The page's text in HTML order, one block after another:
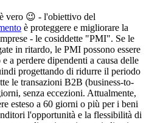
vero 😉 - l'obiettivo del
è proteggere e migliorare la
- le cosiddette "PMI". Se le
in ritardo, le PMI possono essere
a perdere dipendenti a causa delle
progettando di ridurre il periodo
le transazioni B2B (business-to-
senza eccezioni. Attualmente,
esteso a 60 giorni o più per i beni
l'opportunità e la flessibilità di